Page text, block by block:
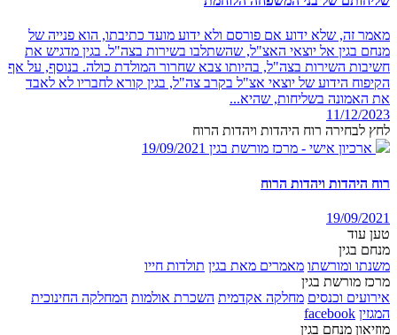
מאמר זה, שלא ידוע אם פורסם ולא ידוע מועד כתיבתו, הוא פנייה של
מנחם בגין אל יוצאי האצ"ל, שהשתלבו בשירות בצה"ל. בגין מדגיש את
חשיבות השירות בצה"ל, בהיותו צבא שחרור המולדת כולה. בנוסף, על אף
הקיפוח הידוע של יוצאי אצ"ל בקרב צה"ל, בגין קורא לחבריו לא לאבד
את האמונה בשליחות, שהיא...
11/12/2023
לחץ לבחירה רוח היהדות ויהדות הרוח
ארכיון אישי - מרכז מורשת בגין 19/09/2021
רוח היהדות ויהדות הרוח
19/09/2021
טען עוד
מנחם בגין
משנתו ומורשתו מאמרים מאת בגין תולדות חייו
מרכז מורשת בגין
אירועים וכנסים מחלקה אקדמית השכרת אולמות המחלקה החינוכית
המגזין facebook
מוזיאון מנחם בגין